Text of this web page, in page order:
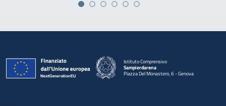
Istituto Comprensivo
Sampierdarena
Piazza Del Monastero, 6 - Genova
— Visita la pagina iniziale della scuola